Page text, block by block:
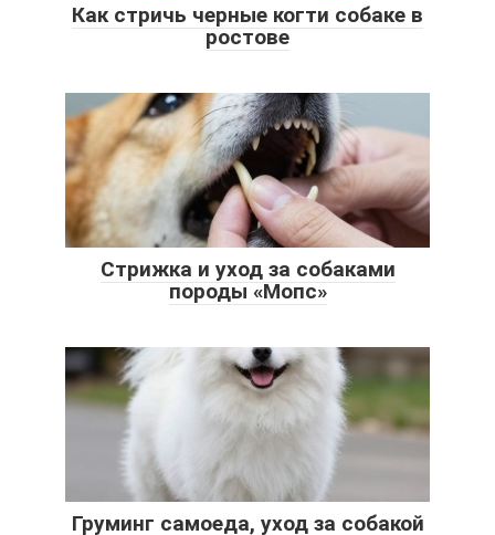
Как стричь черные когти собаке в
ростове
Стрижка и уход за собаками
породы «Мопс»
Груминг самоеда, уход за собакой